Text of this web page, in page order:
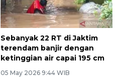
Sebanyak 22 RT di Jaktim
terendam banjir dengan
ketinggian air capai 195 cm
05 May 2026 9:44 WIB